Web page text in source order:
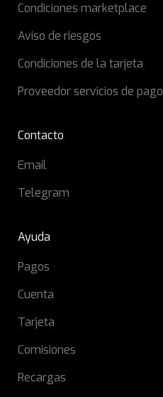
Condiciones marketplace
Aviso de riesgos
Condiciones de la tarjeta
Proveedor servicios de pago
Contacto
Email
Telegram
Ayuda
Pagos
Cuenta
Tarjeta
Comisiones
Recargas